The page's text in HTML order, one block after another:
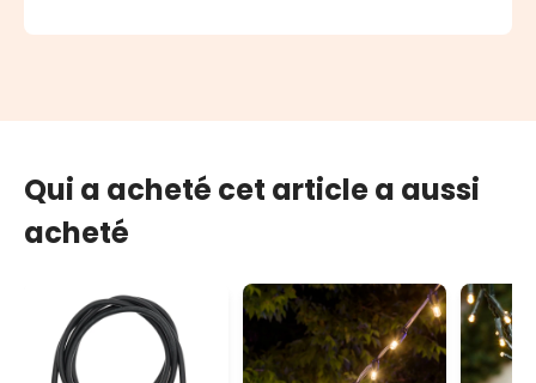
Qui a acheté cet article a aussi
acheté